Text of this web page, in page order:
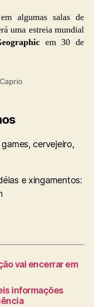
algumas salas de
uma estreia mundial
em 30 de
cervejeiro,
e xingamentos:
vai encerrar em
informações